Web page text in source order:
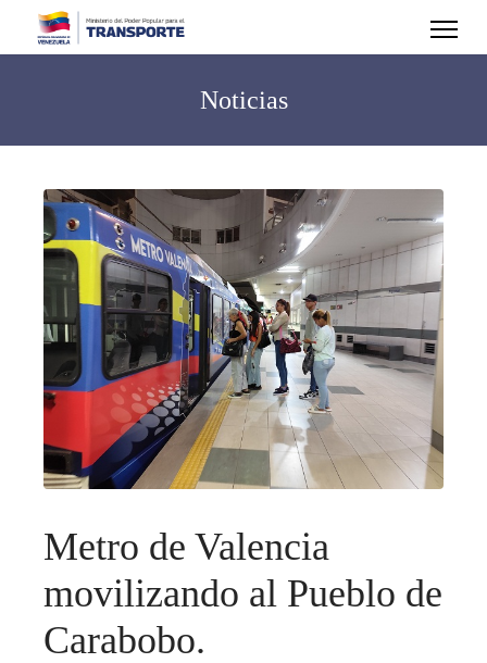
Noticias
Metro de Valencia
movilizando al Pueblo de
Carabobo.